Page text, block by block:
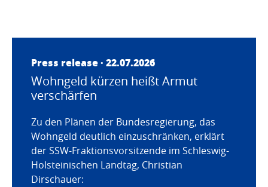
Press release · 22.07.2026
Wohngeld kürzen heißt Armut
verschärfen
Zu den Plänen der Bundesregierung, das
Wohngeld deutlich einzuschränken, erklärt
der SSW-Fraktionsvorsitzende im Schleswig-
Holsteinischen Landtag, Christian
Dirschauer: